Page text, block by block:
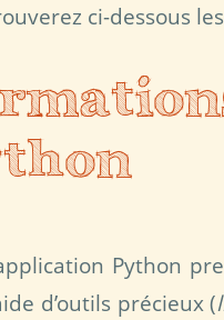
ci-dessous
Python
d’outils précieux (